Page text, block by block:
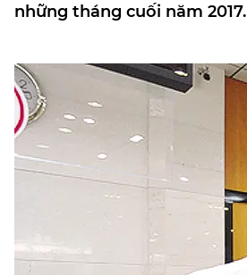
những tháng cuối năm 2017.